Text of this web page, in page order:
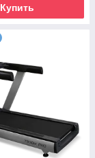
Купить